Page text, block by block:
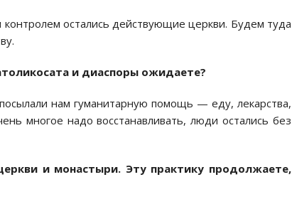
остались действующие церкви. Будем туда
и диаспоры ожидаете?
нам гуманитарную помощь — еду, лекарства,
многое надо восстанавливать, люди остались без
и монастыри. Эту практику продолжаете,